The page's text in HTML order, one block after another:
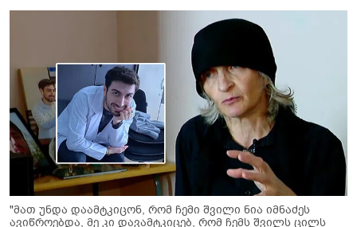
"მათ უნდა დაამტკიცონ, რომ ჩემი შვილი ნია იმნაძეს
ავიწროებდა, მე კი დავამტკიცებ, რომ ჩემს შვილს ცილს